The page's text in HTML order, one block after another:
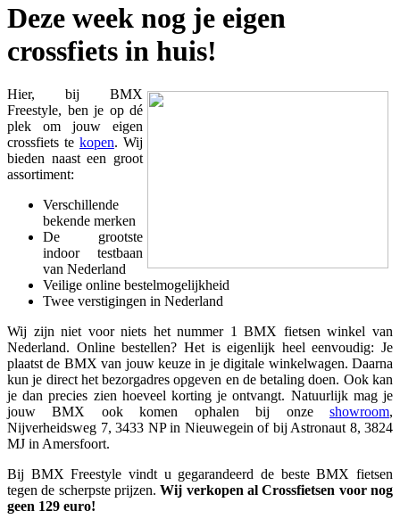
Deze week nog je eigen
crossfiets in huis!
Hier, bij BMX
Freestyle, ben je op dé
plek om jouw eigen
crossfiets te kopen. Wij
bieden naast een groot
assortiment:
Verschillende
bekende merken
De grootste
indoor testbaan
van Nederland
Veilige online bestelmogelijkheid
Twee verstigingen in Nederland
Wij zijn niet voor niets het nummer 1 BMX fietsen winkel van
Nederland. Online bestellen? Het is eigenlijk heel eenvoudig: Je
plaatst de BMX van jouw keuze in je digitale winkelwagen. Daarna
kun je direct het bezorgadres opgeven en de betaling doen. Ook kan
je dan precies zien hoeveel korting je ontvangt. Natuurlijk mag je
jouw BMX ook komen ophalen bij onze showroom,
Nijverheidsweg 7, 3433 NP in Nieuwegein of bij Astronaut 8, 3824
MJ in Amersfoort.
Bij BMX Freestyle vindt u gegarandeerd de beste BMX fietsen
tegen de scherpste prijzen.Wij verkopen al Crossfietsen voor nog
geen 129 euro!